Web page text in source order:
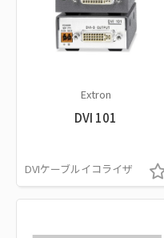
Extron
DVI 101
DVIケーブルイコライザ